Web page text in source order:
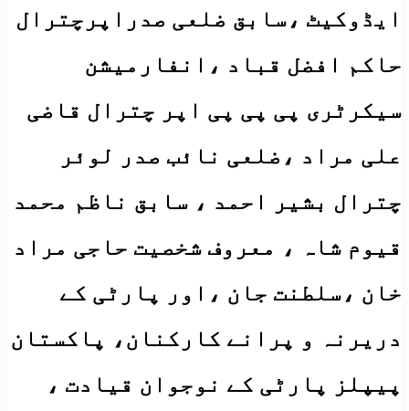
ایڈوکیٹ ،سابق ضلعی صدراپرچترال
حاکم افضل قباد ،انفارمیشن
سیکرٹری پی پی پی اپر چترال قاضی
علی مراد ،ضلعی نائب صدر لوئر
چترال بشیر احمد ، سابق ناظم محمد
قیوم شاہ ، معروف شخصیت حاجی مراد
خان ،سلطنت جان ،اور پارٹی کے
دریرنہ و پرانے کارکنان، پاکستان
پیپلز پارٹی کے نوجوان قیادت ،